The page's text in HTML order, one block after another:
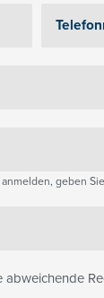
geben
abweichende